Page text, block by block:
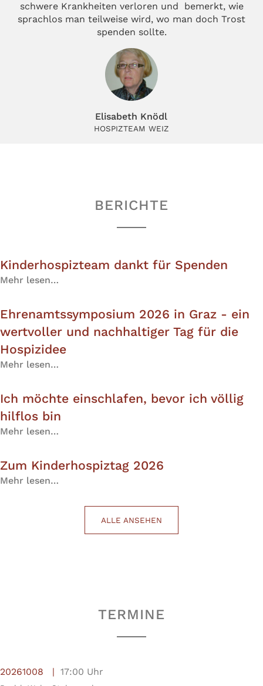
Elisabeth Knödl
HOSPIZTEAM WEIZ
schwere Krankheiten verloren und bemerkt, wie
sprachlos man teilweise wird, wo man doch Trost
spenden sollte.
BERICHTE
Kinderhospizteam dankt für Spenden
Mehr lesen…
Ehrenamtssymposium 2026 in Graz - ein
wertvoller und nachhaltiger Tag für die
Hospizidee
Mehr lesen…
Ich möchte einschlafen, bevor ich völlig
hilflos bin
Mehr lesen…
Zum Kinderhospiztag 2026
Mehr lesen…
ALLE ANSEHEN
TERMINE
20261008 17:00 Uhr